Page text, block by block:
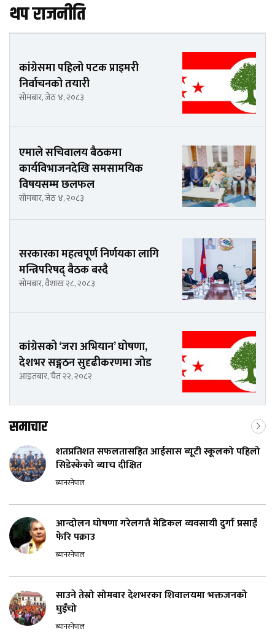
थप राजनीति
कांग्रेसमा पहिलो पटक प्राइमरी
निर्वाचनको तयारी
सोमबार, जेठ ४, २०८३
एमाले सचिवालय बैठकमा
कार्यविभाजनदेखि समसामयिक
विषयसम्म छलफल
सोमबार, जेठ ४, २०८३
सरकारका महत्वपूर्ण निर्णयका लागि
मन्त्रिपरिषद् बैठक बस्दै
सोमबार, वैशाख २८, २०८३
कांग्रेसको ‘जरा अभियान’ घोषणा,
देशभर सङ्गठन सुदृढीकरणमा जोड
आइतबार, चैत २२, २०८२
समाचार
शतप्रतिशत सफलतासहित आईसास ब्यूटी स्कूलको पहिलो
सिडेस्केको ब्याच दीक्षित
ब्यानरनेपाल
आन्दोलन घोषणा गरेलगत्तै मेडिकल व्यवसायी दुर्गा प्रसाईं
फेरि पक्राउ
ब्यानरनेपाल
साउने तेस्रो सोमबार देशभरका शिवालयमा भक्तजनको
घुइँचो
ब्यानरनेपाल